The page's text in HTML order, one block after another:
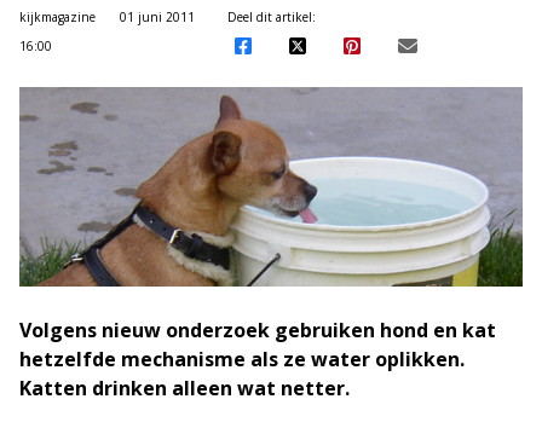
kijkmagazine
01 juni 2011
16:00
Deel dit artikel:
Volgens nieuw onderzoek gebruiken hond en kat
hetzelfde mechanisme als ze water oplikken.
Katten drinken alleen wat netter.